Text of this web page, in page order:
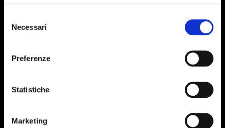
delNecessari
Preferenze
Statistiche
Marketing
Iscriviti alla newsletter
can cancel your subscription at any time